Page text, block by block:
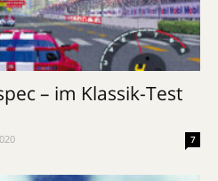
– im Klassik-Test
7